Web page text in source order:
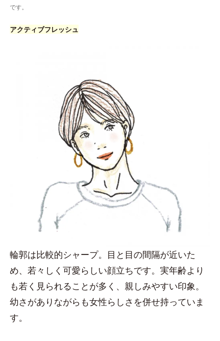
です。
アクティブフレッシュ
輪郭は比較的シャープ。目と目の間隔が近いた
め、若々しく可愛らしい顔立ちです。実年齢より
も若く見られることが多く、親しみやすい印象。
幼さがありながらも女性らしさを併せ持っていま
す。